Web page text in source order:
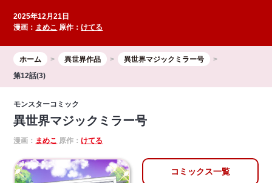
2025年12月21日
漫画： まめこ 原作：けてる
ホーム 異世界作品
異世界マジックミラー号
第12話(3)
モンスターコミック
異世界マジックミラー号
漫画： まめこ 原作：けてる
コミックス一覧